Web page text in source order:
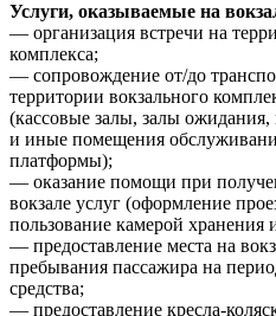
Услуги, оказываемые на
— организация встречи на
комплекса;
— сопровождение от/до
территории вокзального
(кассовые залы, залы
и иные помещения
платформы);
— оказание помощи при
вокзале услуг (оформление
пользование камерой хранения
— предоставление места на
пребывания пассажира на
средства;
— предоставление кресла-